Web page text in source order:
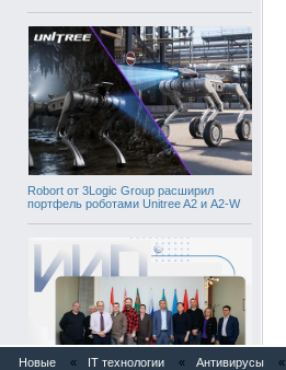
Robort от 3Logic Group расширил
портфель роботами Unitree A2 и A2-W
Новые « IT технологии « Антивирусы «